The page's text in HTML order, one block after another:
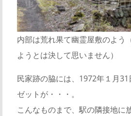
内部は荒れ果て幽霊屋敷のよう
ようとは決して思いません）
民家跡の脇には、1972年１月31
ゼットが・・・。
こんなものまで、駅の隣接地に